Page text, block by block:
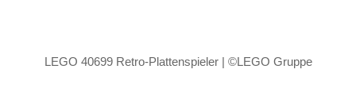
LEGO 40699 Retro-Plattenspieler | ©LEGO Gruppe